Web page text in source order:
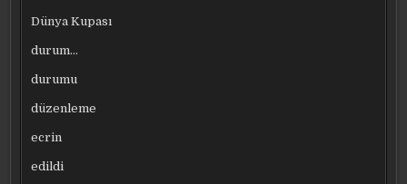
Dünya Kupası
durum…
durumu
düzenleme
ecrin
edildi